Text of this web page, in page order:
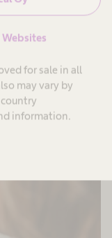
for sale in all
may vary by
information.